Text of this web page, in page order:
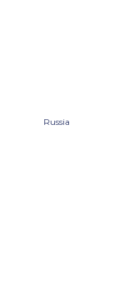
Russia